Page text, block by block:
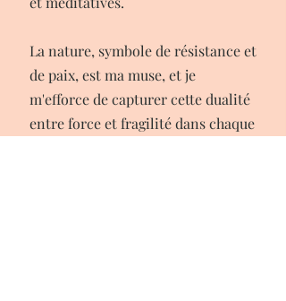
La nature, symbole de résistance et
de paix, est ma muse, et je
m'efforce de capturer cette dualité
entre force et fragilité dans chaque